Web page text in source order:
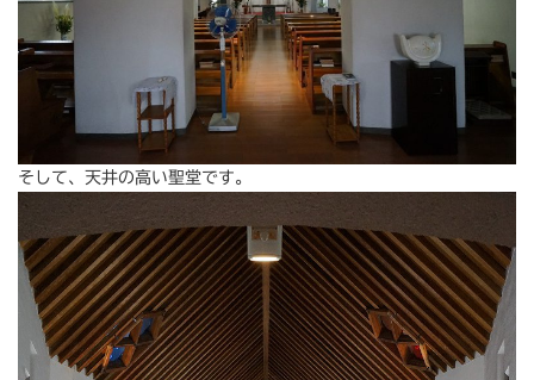
そして、天井の高い聖堂です。